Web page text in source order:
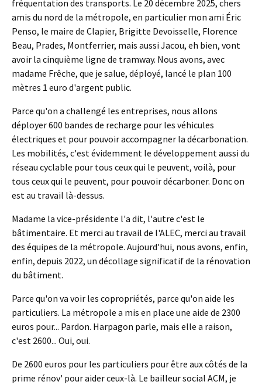
fréquentation des transports. Le 20 décembre 2025, chers
amis du nord de la métropole, en particulier mon ami Éric
Penso, le maire de Clapier, Brigitte Devoisselle, Florence
Beau, Prades, Montferrier, mais aussi Jacou, eh bien, vont
avoir la cinquième ligne de tramway. Nous avons, avec
madame Frêche, que je salue, déployé, lancé le plan 100
mètres 1 euro d'argent public.
Parce qu'on a challengé les entreprises, nous allons
déployer 600 bandes de recharge pour les véhicules
électriques et pour pouvoir accompagner la décarbonation.
Les mobilités, c'est évidemment le développement aussi du
réseau cyclable pour tous ceux qui le peuvent, voilà, pour
tous ceux qui le peuvent, pour pouvoir décarboner. Donc on
est au travail là-dessus.
Madame la vice-présidente l'a dit, l'autre c'est le
bâtimentaire. Et merci au travail de l'ALEC, merci au travail
des équipes de la métropole. Aujourd'hui, nous avons, enfin,
enfin, depuis 2022, un décollage significatif de la rénovation
du bâtiment.
Parce qu'on va voir les copropriétés, parce qu'on aide les
particuliers. La métropole a mis en place une aide de 2300
euros pour... Pardon. Harpagon parle, mais elle a raison,
c'est 2600... Oui, oui.
De 2600 euros pour les particuliers pour être aux côtés de la
prime rénov' pour aider ceux-là. Le bailleur social ACM, je